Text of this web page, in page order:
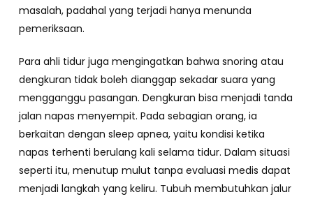
masalah, padahal yang terjadi hanya menunda
pemeriksaan.
Para ahli tidur juga mengingatkan bahwa snoring atau
dengkuran tidak boleh dianggap sekadar suara yang
mengganggu pasangan. Dengkuran bisa menjadi tanda
jalan napas menyempit. Pada sebagian orang, ia
berkaitan dengan sleep apnea, yaitu kondisi ketika
napas terhenti berulang kali selama tidur. Dalam situasi
seperti itu, menutup mulut tanpa evaluasi medis dapat
menjadi langkah yang keliru. Tubuh membutuhkan jalur